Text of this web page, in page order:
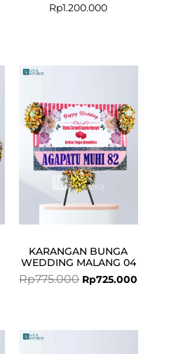
Rp1.200.000
KARANGAN BUNGA
WEDDING MALANG 04
Rp775.000
was:
Rp775.000.
Rp725.000